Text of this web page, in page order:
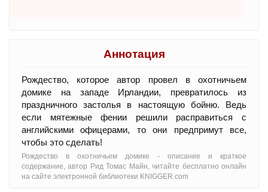
Аннотация
Рождество, которое автор провел в охотничьем
домике на западе Ирландии, превратилось из
праздничного застолья в настоящую бойню. Ведь
если мятежные фении решили расправиться с
английскими офицерами, то они предпримут все,
чтобы это сделать!
Рождество в охотничьем домике - oписание и краткое
содержание, автор Рид Томас Майн, читайте бесплатно онлайн
на сайте электронной библиотеки KNIGGER.com